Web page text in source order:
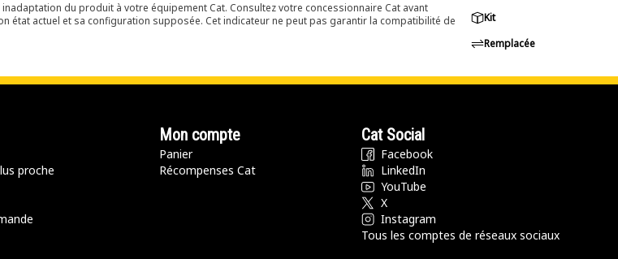
du produit à votre équipement Cat. Consultez votre concessionnaire Cat avant
état actuel et sa configuration supposée. Cet indicateur ne peut pas garantir la compatibilité de
Kit
Remplacée
proche
Mon compte
Panier
Récompenses Cat
Cat Social
Facebook
LinkedIn
YouTube
X
Instagram
Tous les comptes de réseaux sociaux